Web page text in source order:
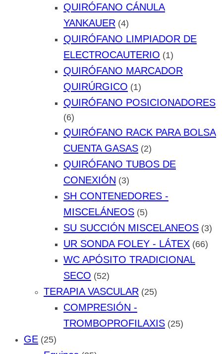
QUIRÓFANO CÁNULA
YANKAUER (4)
QUIRÓFANO LIMPIADOR DE
ELECTROCAUTERIO (1)
QUIRÓFANO MARCADOR
QUIRÚRGICO (1)
QUIRÓFANO POSICIONADORES
(6)
QUIRÓFANO RACK PARA BOLSA
CUENTA GASAS (2)
QUIRÓFANO TUBOS DE
CONEXIÓN (3)
SH CONTENEDORES -
MISCELÁNEOS (5)
SU SUCCIÓN MISCELANEOS (3)
UR SONDA FOLEY - LÁTEX (66)
WC APÓSITO TRADICIONAL
SECO (52)
TERAPIA VASCULAR (25)
COMPRESIÓN -
TROMBOPROFILAXIS (25)
GE (25)